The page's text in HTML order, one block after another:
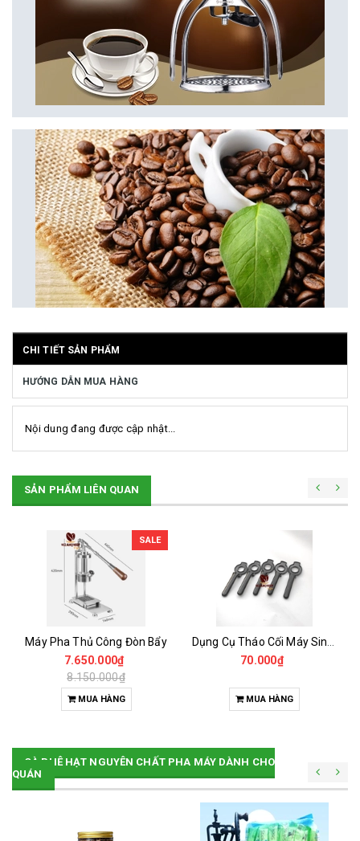
CHI TIẾT SẢN PHẨM
HƯỚNG DẪN MUA HÀNG
Nội dung đang được cập nhật...
SẢN PHẨM LIÊN QUAN
SALE
Máy Pha Thủ Công Đòn Bẩy
7.650.000₫
8.150.000₫
MUA HÀNG
70.000₫
MUA HÀNG
CÀ PHÊ HẠT NGUYÊN CHẤT PHA MÁY DÀNH CHO
QUÁN